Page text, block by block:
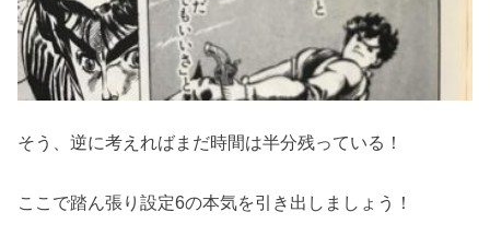
そう、逆に考えればまだ時間は半分残っている！
ここで踏ん張り設定6の本気を引き出しましょう！